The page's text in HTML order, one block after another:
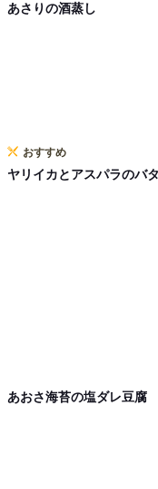
あさりの酒蒸し
おすすめ
ヤリイカとアスパラのバ
あおさ海苔の塩ダレ豆腐